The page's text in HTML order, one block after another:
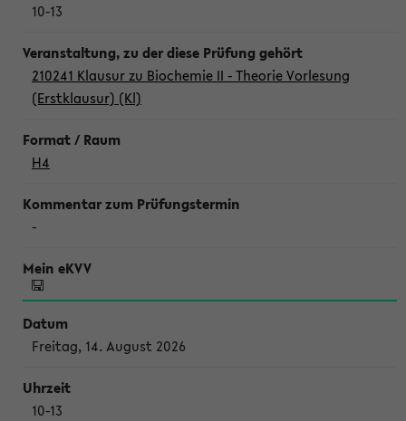
10-13
210241 Klausur zu Biochemie II - Theorie Vorlesung
(Erstklausur) (Kl)
H4
-
Freitag, 14. August 2026
10-13